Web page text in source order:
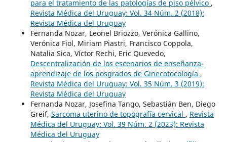
para el tratamiento de las patologías de piso pélvico ,
Revista Médica del Uruguay: Vol. 34 Núm. 2 (2018):
Revista Médica del Uruguay
Fernanda Nozar, Leonel Briozzo, Verónica Gallino,
Verónica Fiol, Miriam Piastri, Francisco Coppola,
Natalia Sica, Víctor Rechi, Eric Quevedo,
Descentralización de los escenarios de enseñanza-
aprendizaje de los posgrados de Ginecotocología ,
Revista Médica del Uruguay: Vol. 35 Núm. 3 (2019):
Revista Médica del Uruguay
Fernanda Nozar, Josefina Tango, Sebastián Ben, Diego
Greif, Sarcoma uterino de topografía cervical , Revista
Médica del Uruguay: Vol. 39 Núm. 2 (2023): Revista
Médica del Uruguay